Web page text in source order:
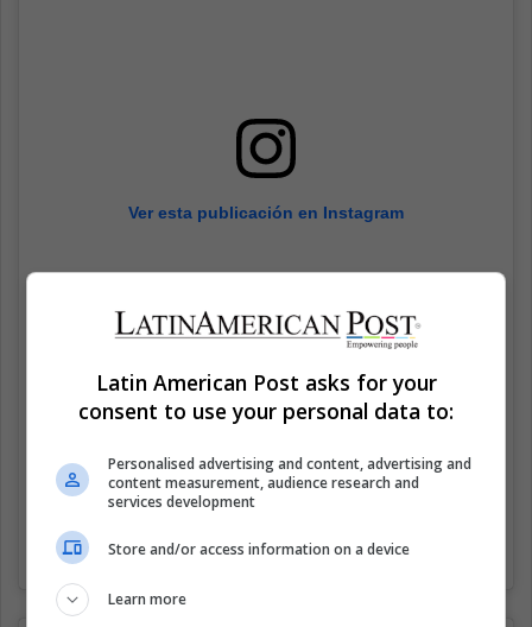
Ver esta publicación en Instagram
Latin American Post asks for your
consent to use your personal data to:
Personalised advertising and content, advertising and
content measurement, audience research and
services development
Store and/or access information on a device
Learn more